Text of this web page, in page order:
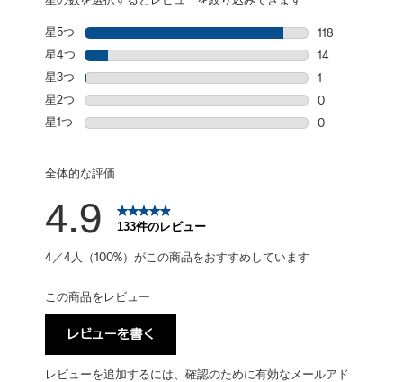
星5つ 星
118
星4つ 星
14
星3つ 星
1
星2つ 星
0
星1つ
0
全体的な評価
4.9 133件のレビュー
4／4人（100%）がこの商品をおすすめしています
この商品をレビュー
レビューを書く
レビューを追加するには、確認のために有効なメールアド